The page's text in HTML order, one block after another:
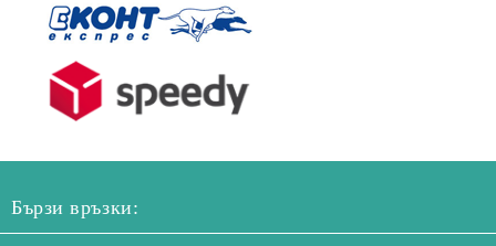
Бързи връзки: